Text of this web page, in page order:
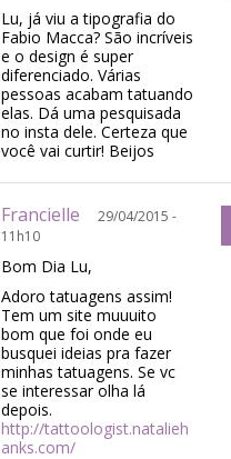
Lu, já viu a tipografia do
Fabio Macca? São incríveis
e o design é super
diferenciado. Várias
pessoas acabam tatuando
elas. Dá uma pesquisada
no insta dele. Certeza que
você vai curtir! Beijos
Francielle
29/04/2015 -
11h10
Bom Dia Lu,
Adoro tatuagens assim!
Tem um site muuuito
bom que foi onde eu
busquei ideias pra fazer
minhas tatuagens. Se vc
se interessar olha lá
depois.
http://tattoologist.natalieh
anks.com/